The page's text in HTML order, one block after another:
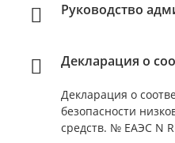
Руководство
Декларация о
Декларация о
безопасности
средств. № ЕАЭС N